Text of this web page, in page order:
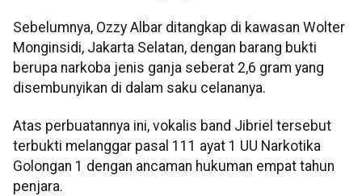
Sebelumnya, Ozzy Albar ditangkap di kawasan Wolter
Monginsidi, Jakarta Selatan, dengan barang bukti
berupa narkoba jenis ganja seberat 2,6 gram yang
disembunyikan di dalam saku celananya.
Atas perbuatannya ini, vokalis band Jibriel tersebut
terbukti melanggar pasal 111 ayat 1 UU Narkotika
Golongan 1 dengan ancaman hukuman empat tahun
penjara.